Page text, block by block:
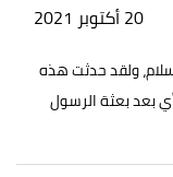
20 أكتوبر 2021
ولقد حدثت هذه
بعد بعثة الرسول